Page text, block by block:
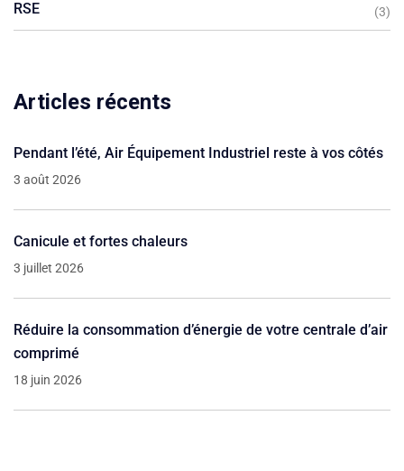
RSE (3)
Articles récents
Pendant l’été, Air Équipement Industriel reste à vos côtés
3 août 2026
Canicule et fortes chaleurs
3 juillet 2026
Réduire la consommation d’énergie de votre centrale d’air
comprimé
18 juin 2026